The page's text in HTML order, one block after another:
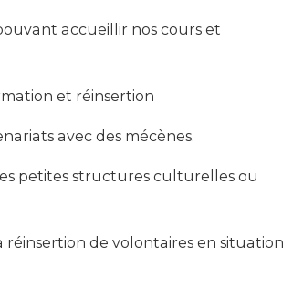
accueillir nos cours et
et réinsertion
avec des mécènes.
petites structures culturelles ou
réinsertion de volontaires en situation